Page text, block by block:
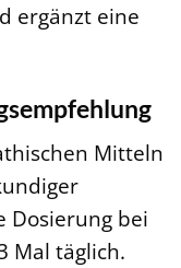
ergänzt eine
Mitteln
Dosierung bei
Mal täglich.